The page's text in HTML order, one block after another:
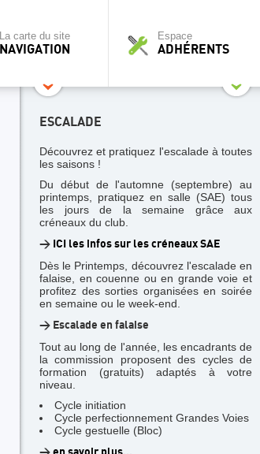
La carte du site
NAVIGATION
Espace
ADHÉRENTS
ESCALADE
Découvrez et pratiquez l'escalade à toutes
les saisons !
Du début de l'automne (septembre) au
printemps, pratiquez en salle (SAE) tous
les jours de la semaine grâce aux
créneaux du club.
> ICI les infos sur les créneaux SAE
Dès le Printemps, découvrez l'escalade en
falaise, en couenne ou en grande voie et
profitez des sorties organisées en soirée
en semaine ou le week-end.
> Escalade en falaise
Tout au long de l'année, les encadrants de
la commission proposent des cycles de
formation (gratuits) adaptés à votre
niveau.
Cycle initiation
Cycle perfectionnement Grandes Voies
Cycle gestuelle (Bloc)